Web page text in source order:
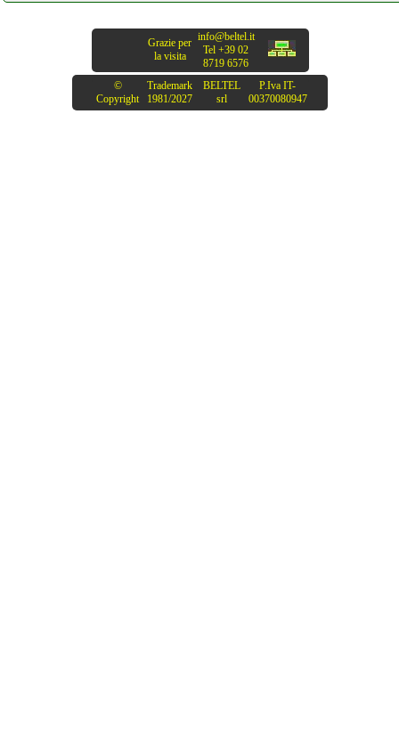
Grazie per
la visita
info@beltel.it
Tel +39 02
8719 6576
©
Copyright
Trademark
1981/2027
BELTEL
srl
P.Iva IT-
00370080947